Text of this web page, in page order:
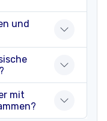
und
mit